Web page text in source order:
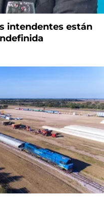
intendentes están